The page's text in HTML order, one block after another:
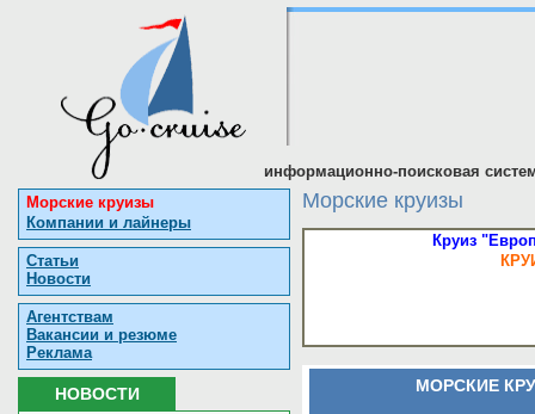
информационно-поисковая
Морские круизы
Компании и лайнеры
Статьи
Новости
Агентствам
Вакансии и резюме
Реклама
НОВОСТИ
Морские круизы
Круиз
МОРСКИЕ